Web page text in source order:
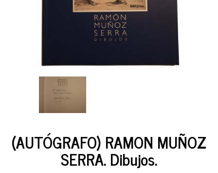
(AUTÓGRAFO) RAMON MUÑOZ
SERRA. Dibujos.